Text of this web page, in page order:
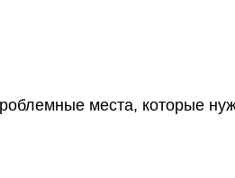
места, которые